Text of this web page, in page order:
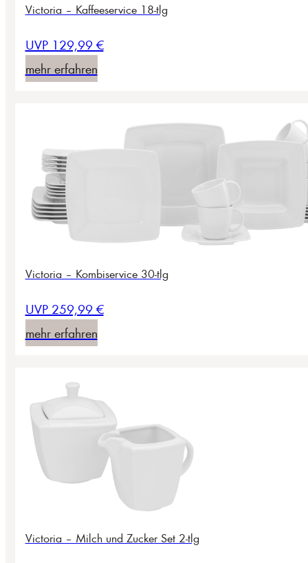
Victoria – Kaffeeservice 18-tlg
UVP 129,99 €
mehr erfahren
Victoria – Kombiservice 30-tlg
UVP 259,99 €
mehr erfahren
Victoria – Milch und Zucker Set 2-tlg